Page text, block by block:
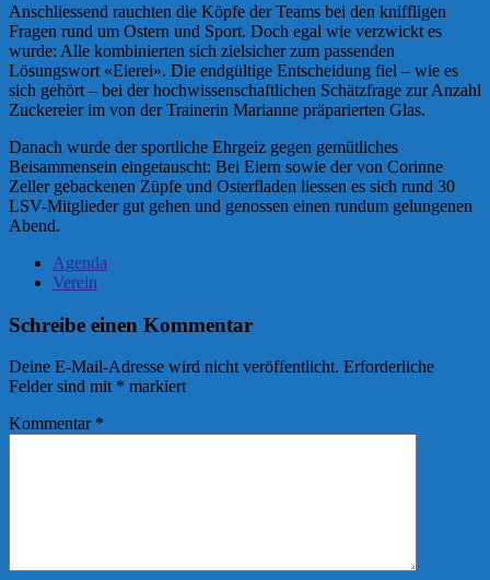
Anschliessend rauchten die Köpfe der Teams bei den kniffligen
Fragen rund um Ostern und Sport. Doch egal wie verzwickt es
wurde: Alle kombinierten sich zielsicher zum passenden
Lösungswort «Eierei». Die endgültige Entscheidung fiel – wie es
sich gehört – bei der hochwissenschaftlichen Schätzfrage zur Anzahl
Zuckereier im von der Trainerin Marianne präparierten Glas.
Danach wurde der sportliche Ehrgeiz gegen gemütliches
Beisammensein eingetauscht: Bei Eiern sowie der von Corinne
Zeller gebackenen Züpfe und Osterfladen liessen es sich rund 30
LSV-Mitglieder gut gehen und genossen einen rundum gelungenen
Abend.
Agenda
Verein
Schreibe einen Kommentar
Deine E-Mail-Adresse wird nicht veröffentlicht. Erforderliche
Felder sind mit * markiert
Kommentar *